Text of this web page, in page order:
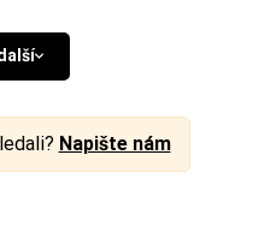
Napište nám